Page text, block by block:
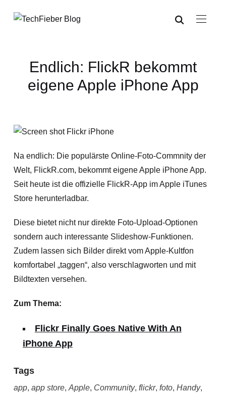
Endlich: FlickR bekommt
eigene Apple iPhone App
Na endlich: Die populärste Online-Foto-Commnity der
Welt, FlickR.com, bekommt eigene Apple iPhone App.
Seit heute ist die offizielle FlickR-App im Apple iTunes
Store herunterladbar.
Diese bietet nicht nur direkte Foto-Upload-Optionen
sondern auch interessante Slideshow-Funktionen.
Zudem lassen sich Bilder direkt vom Apple-Kultfon
komfortabel „taggen“, also verschlagworten und mit
Bildtexten versehen.
Zum Thema:
Flickr Finally Goes Native With An
iPhone App
Tags
app, app store, Apple, Community, flickr, foto, Handy,